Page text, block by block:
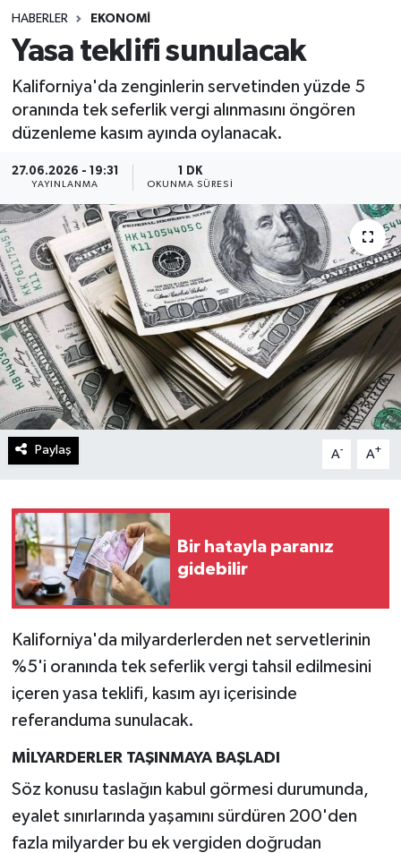
HABERLER EKONOMI
Yasa teklifi sunulacak
Kaliforniya'da zenginlerin servetinden yüzde 5
oranında tek seferlik vergi alınmasını öngören
düzenleme kasım ayında oylanacak.
27.06.2026 - 19:31
YAYINLANMA
1 DK
OKUNMA SÜRESI
Paylaş A- A+
Bir hatayla paranız
gidebilir
Kaliforniya'da milyarderlerden net servetlerinin
%5'i oranında tek seferlik vergi tahsil edilmesini
içeren yasa teklifi, kasım ayı içerisinde
referanduma sunulacak.
MİLYARDERLER TAŞINMAYA BAŞLADI
Söz konusu taslağın kabul görmesi durumunda,
eyalet sınırlarında yaşamını sürdüren 200'den
fazla milyarder bu ek vergiden doğrudan
Spor
Teknoloji
Yaşam